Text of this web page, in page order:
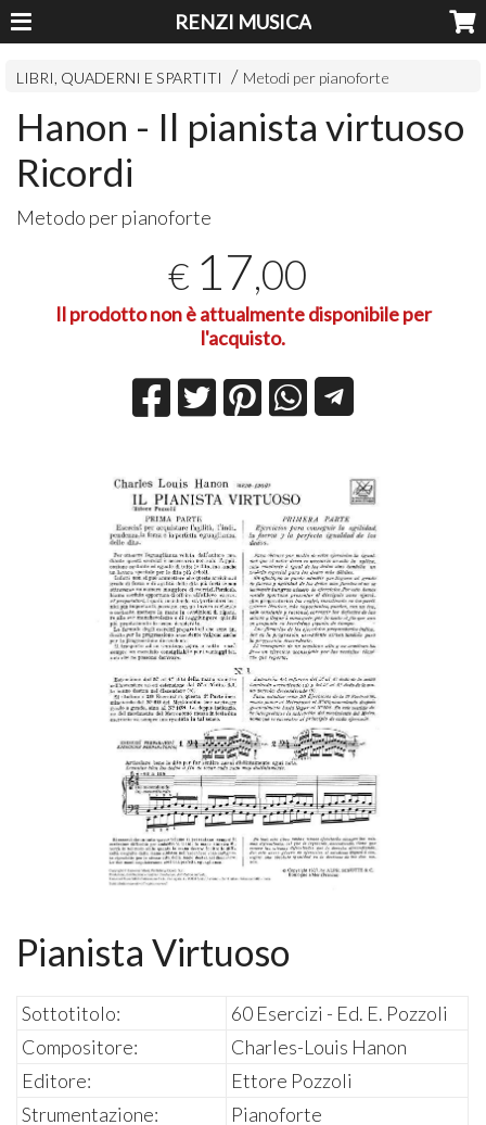
RENZI MUSICA
LIBRI, QUADERNI E SPARTITI Metodi per pianoforte
Hanon - Il pianista virtuoso
Ricordi
Metodo per pianoforte
€ 17,00
Il prodotto non è attualmente disponibile per
l'acquisto.
Pianista Virtuoso
Sottotitolo:
60 Esercizi - Ed. E. Pozzoli
Compositore:
Charles-Louis Hanon
Editore:
Ettore Pozzoli
Strumentazione:
Pianoforte